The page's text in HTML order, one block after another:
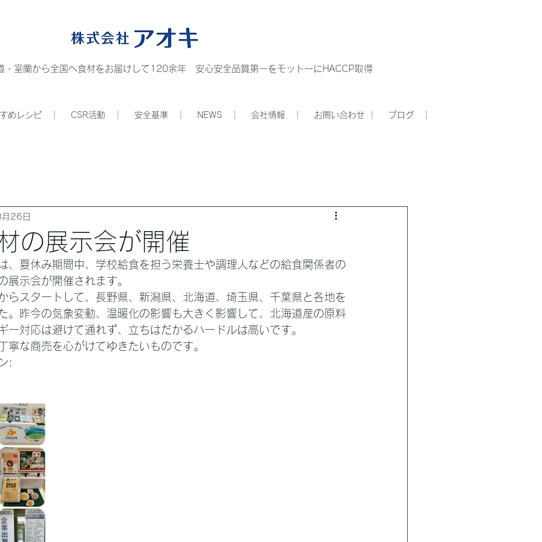
・室蘭から全国へ食材をお届けして120余年 安心安全品質第一をモットーにHACCP取得
めレシピ ｜ CSR活動 ｜ 安全基準 ｜ NEWS ｜ 会社情報 ｜ お問い合わせ ｜ ブログ ｜
の展示会が開催
26日
、夏休み期間中、学校給食を担う栄養士や調理人などの給食関係者の
展示会が開催されます。
らスタートして、長野県、新潟県、北海道、埼玉県、千葉県と各地を
。昨今の気象変動、温暖化の影響も大きく影響して、北海道産の原料
ー対応は避けて通れず、立ちはだかるハードルは高いです。
寧な商売を心がけてゆきたいものです。
: